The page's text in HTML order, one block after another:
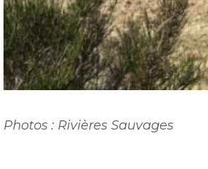
Photos : Rivières Sauvages